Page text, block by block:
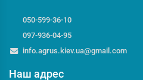
050-599-36-10
097-936-04-95
info.agrus.kiev.ua@gmail.com
Наш адрес